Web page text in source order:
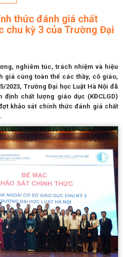
thức đánh giá chất
chu kỳ 3 của Trường Đại
nghiêm túc, trách nhiệm và hiệu
giá cùng toàn thể các thầy, cô giáo,
2023, Trường Đại học Luật Hà Nội đã
định chất lượng giáo dục (KĐCLGD)
khảo sát chính thức đánh giá chất
.